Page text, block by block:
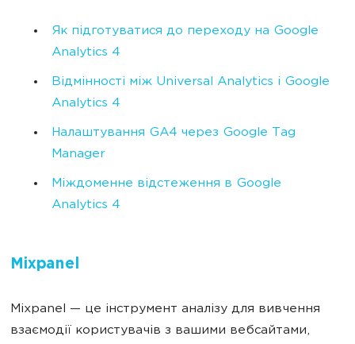
Як підготуватися до переходу на Google
Analytics 4
Відмінності між Universal Analytics і Google
Analytics 4
Налаштування GA4 через Google Tag
Manager
Міждоменне відстеження в Google
Analytics 4
Mixpanel
Mixpanel — це інструмент аналізу для вивчення
взаємодії користувачів з вашими вебсайтами,